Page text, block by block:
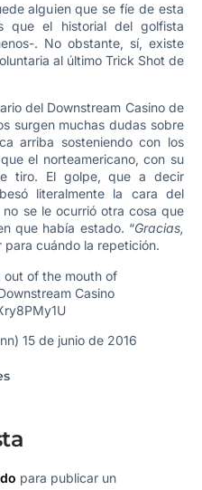
alguien que se fíe de esta
que el historial del golfista
. No obstante, sí, existe
al último Trick Shot de
del Downstream Casino de
surgen muchas dudas sobre
arriba sosteniendo con los
el norteamericano, con su
tiro. El golpe, que a decir
literalmente la cara del
se le ocurrió otra cosa que
que había estado. “Gracias,
para cuándo la repetición.
out of the mouth of
Casino
15 de junio de 2016
para publicar un